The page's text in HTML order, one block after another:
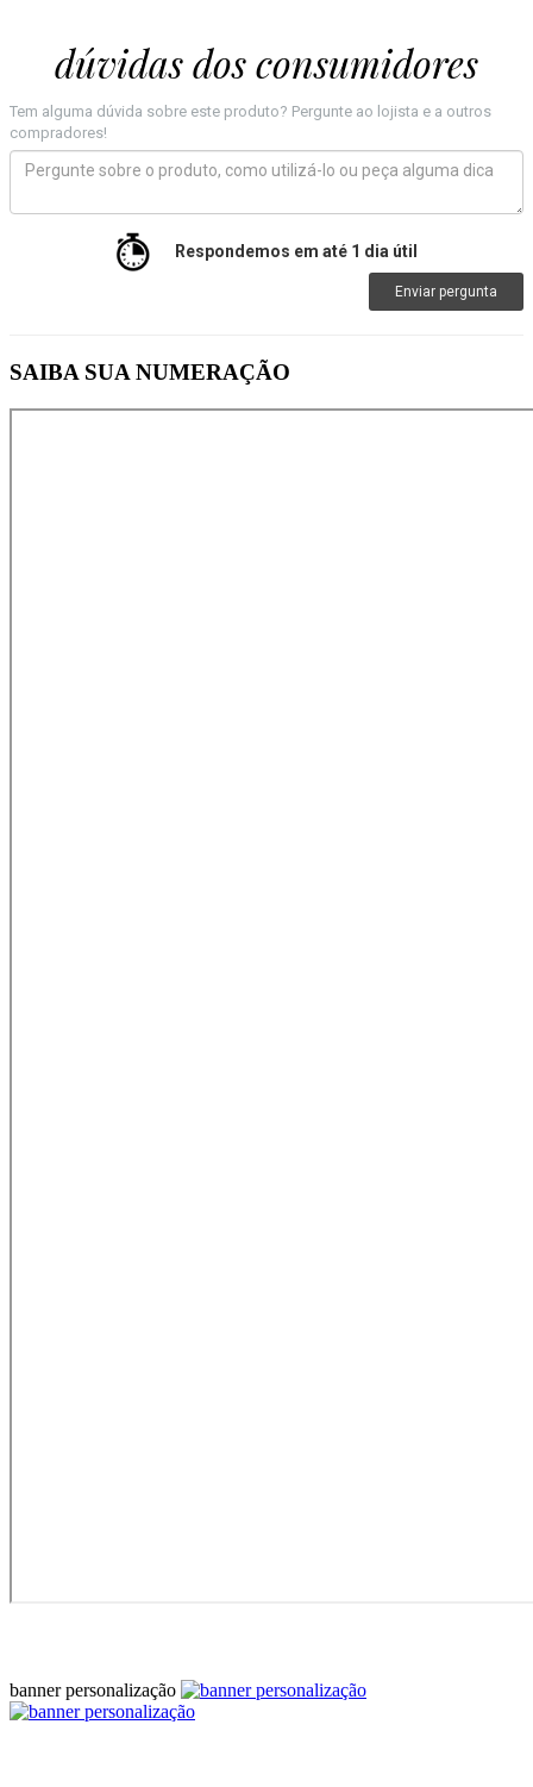
dúvidas dos consumidores
Tem alguma dúvida sobre este produto? Pergunte ao lojista e a outros
compradores!
Respondemos em até 1 dia útil
Enviar pergunta
SAIBA SUA NUMERAÇÃO
banner personalização